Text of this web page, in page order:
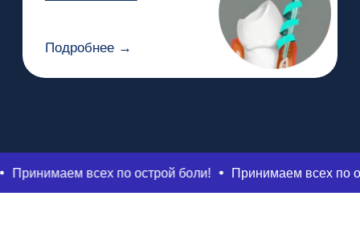
по острой боли! Принимаем всех по острой боли!
Лечение под микроскопом.
Гарантия на все работы